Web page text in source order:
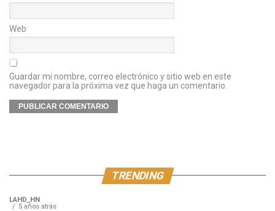
Web
Guardar mi nombre, correo electrónico y sitio web en este
navegador para la próxima vez que haga un comentario.
TRENDING
LAHD_HN
5 años atrás